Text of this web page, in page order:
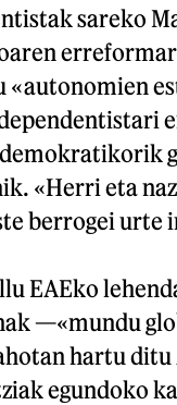
sareko
«autonomien
«Herri eta
berrogei urte
EAEko
—«mundu
hartu
egundoko